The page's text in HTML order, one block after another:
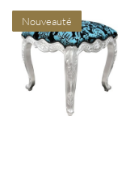
Nouveauté